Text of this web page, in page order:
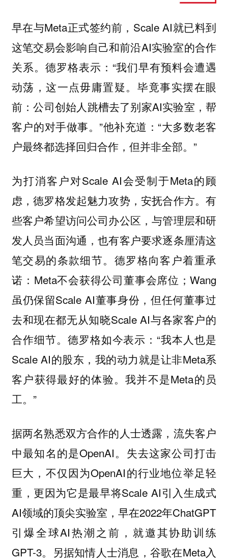
早在与Meta正式签约前，Scale AI就已料到
这笔交易会影响自己和前沿AI实验室的合作
关系。德罗格表示：“我们早有预料会遭遇
动荡，这一点毋庸置疑。毕竟事实摆在眼
前：公司创始人跳槽去了别家AI实验室，帮
客户的对手做事。”他补充道：“大多数老客
户最终都选择回归合作，但并非全部。”
为打消客户对Scale AI会受制于Meta的顾
虑，德罗格发起魅力攻势，安抚合作方。有
些客户希望访问公司办公区，与管理层和研
发人员当面沟通，也有客户要求逐条厘清这
笔交易的条款细节。德罗格向客户着重承
诺：Meta不会获得公司董事会席位；Wang
虽仍保留Scale AI董事身份，但任何董事过
去和现在都无从知晓Scale AI与各家客户的
合作细节。德罗格如今表示：“我本人也是
Scale AI的股东，我的动力就是让非Meta系
客户获得最好的体验。我并不是Meta的员
工。”
据两名熟悉双方合作的人士透露，流失客户
中最知名的是OpenAI。失去这家公司打击
巨大，不仅因为OpenAI的行业地位举足轻
重，更因为它是最早将Scale AI引入生成式
AI领域的顶尖实验室，早在2022年ChatGPT
引爆全球AI热潮之前，就邀其协助训练
GPT-3。另据知情人士消息，谷歌在Meta入